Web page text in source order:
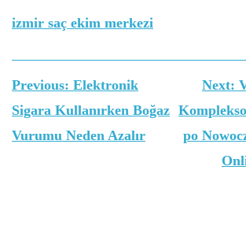
izmir saç ekim merkezi
Yazı
gezinmesi
Previous: Elektronik
Sigara Kullanırken Boğaz
Vurumu Neden Azalır
Next:
po